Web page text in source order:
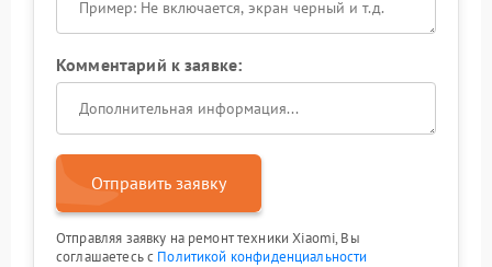
Комментарий к заявке:
Отправить заявку
Отправляя заявку на ремонт техники Xiaomi, Вы
соглашаетесь с Политикой конфиденциальности